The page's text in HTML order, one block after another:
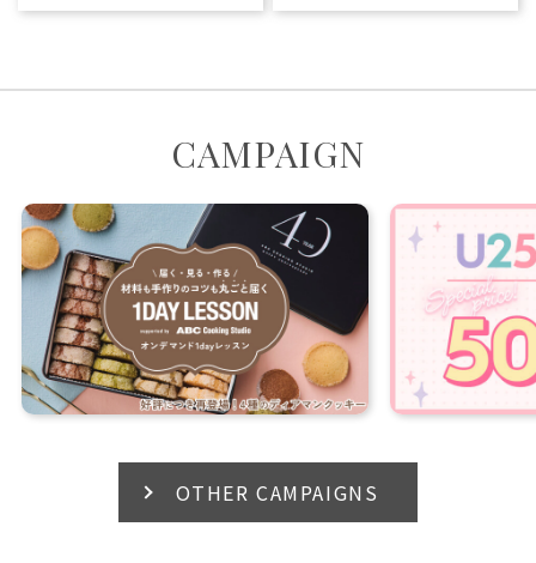
CAMPAIGN
OTHER CAMPAIGNS